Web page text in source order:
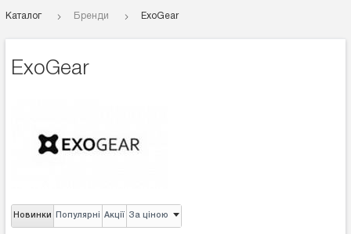
Каталог Бренди ExoGear
ExoGear
Новинки Популярні Акції За ціною